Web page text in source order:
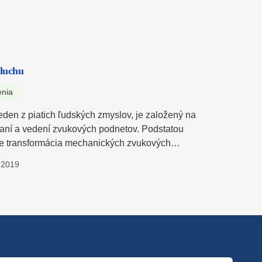
z piatich ľudských zmyslov, je založený na
a vedení zvukových podnetov. Podstatou
transformácia mechanických zvukových…